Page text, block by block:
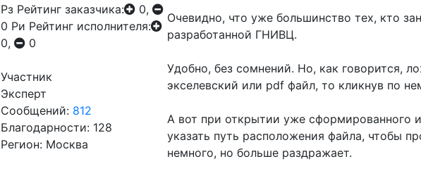
Рз Рейтинг заказчика:
0,
0 Ри Рейтинг исполнителя:
0,
0
Участник
Эксперт
Сообщений: 812
Благодарности: 128
Регион: Москва
Очевидно, что уже большинство тех, кто
разработанной ГНИВЦ.
Удобно, без сомнений. Но, как говорится,
экселевский или pdf файл, то кликнув по
А вот при открытии уже сформированного
указать путь расположения файла, чтобы
немного, но больше раздражает.